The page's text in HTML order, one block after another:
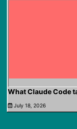
What Claude Code
July 18, 2026